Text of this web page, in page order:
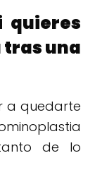
quieres
una
a quedarte
de lo